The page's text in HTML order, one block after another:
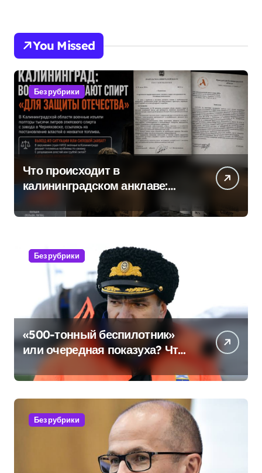
You Missed
Без рубрики
Что происходит в
калининградском анклаве:
защиты Отечества»
Без рубрики
«500-тонный беспилотник»
или очередная показуха? Что
скрывает российский ВМФ
Без рубрики